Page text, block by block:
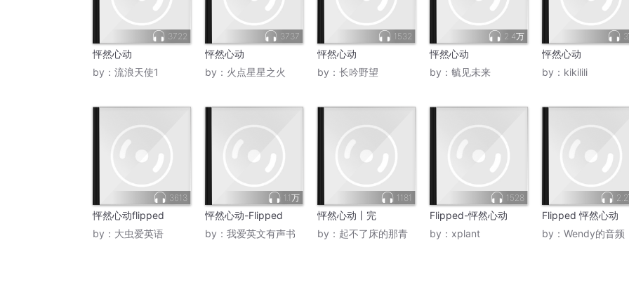
3722
怦然心动
by： 流浪天使1
3737
怦然心动
by： 火点星星之火
1532
怦然心动
by： 长吟野望
2.4万
怦然心动
by： 毓见未来
怦然心动
by： kikilili
3613
怦然心动flipped
by： 大虫爱英语
1.1万
怦然心动-Flipped
by： 我爱英文有声书
1181
怦然心动丨完
by： 起不了床的那青
1528
Flipped-怦然心动
by： xplant
Flipped 怦然心动
by： Wendy的音频